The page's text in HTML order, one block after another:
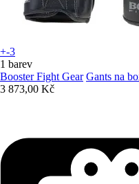
+-3
1 barev
Booster Fight Gear Gants na
3 873,00 Kč